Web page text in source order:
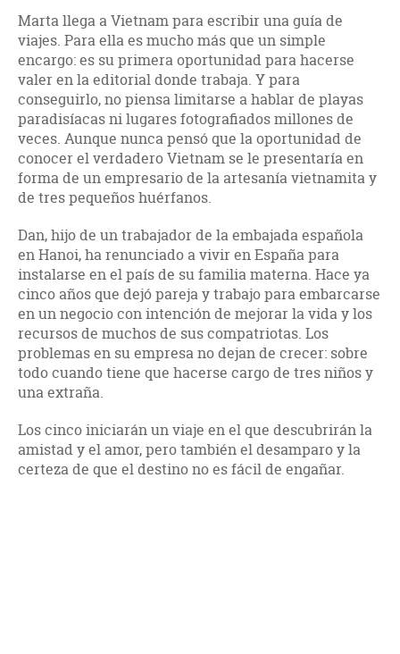
Marta llega a Vietnam para escribir una guía de
viajes. Para ella es mucho más que un simple
encargo: es su primera oportunidad para hacerse
valer en la editorial donde trabaja. Y para
conseguirlo, no piensa limitarse a hablar de playas
paradisíacas ni lugares fotografiados millones de
veces. Aunque nunca pensó que la oportunidad de
conocer el verdadero Vietnam se le presentaría en
forma de un empresario de la artesanía vietnamita y
de tres pequeños huérfanos.
Dan, hijo de un trabajador de la embajada española
en Hanoi, ha renunciado a vivir en España para
instalarse en el país de su familia materna. Hace ya
cinco años que dejó pareja y trabajo para embarcarse
en un negocio con intención de mejorar la vida y los
recursos de muchos de sus compatriotas. Los
problemas en su empresa no dejan de crecer: sobre
todo cuando tiene que hacerse cargo de tres niños y
una extraña.
Los cinco iniciarán un viaje en el que descubrirán la
amistad y el amor, pero también el desamparo y la
certeza de que el destino no es fácil de engañar.